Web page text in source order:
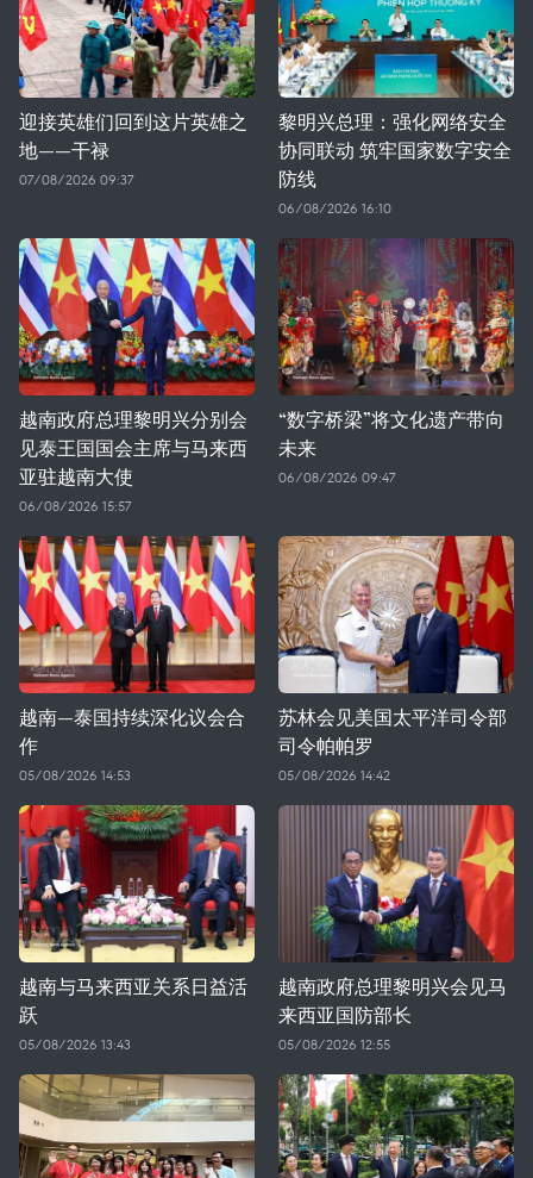
迎接英雄们回到这片英雄之
地——干禄
07/08/2026 09:37
黎明兴总理：强化网络安全
协同联动 筑牢国家数字安全
防线
06/08/2026 16:10
越南政府总理黎明兴分别会
见泰王国国会主席与马来西
亚驻越南大使
06/08/2026 15:57
“数字桥梁”将文化遗产带向
未来
06/08/2026 09:47
越南—泰国持续深化议会合
作
05/08/2026 14:53
苏林会见美国太平洋司令部
司令帕帕罗
05/08/2026 14:42
越南与马来西亚关系日益活
跃
05/08/2026 13:43
越南政府总理黎明兴会见马
来西亚国防部长
05/08/2026 12:55